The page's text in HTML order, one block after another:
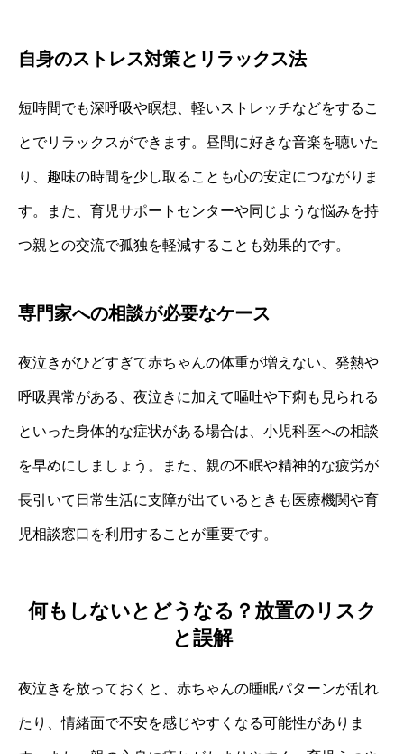
自身のストレス対策とリラックス法
短時間でも深呼吸や瞑想、軽いストレッチなどをするこ
とでリラックスができます。昼間に好きな音楽を聴いた
り、趣味の時間を少し取ることも心の安定につながりま
す。また、育児サポートセンターや同じような悩みを持
つ親との交流で孤独を軽減することも効果的です。
専門家への相談が必要なケース
夜泣きがひどすぎて赤ちゃんの体重が増えない、発熱や
呼吸異常がある、夜泣きに加えて嘔吐や下痢も見られる
といった身体的な症状がある場合は、小児科医への相談
を早めにしましょう。また、親の不眠や精神的な疲労が
長引いて日常生活に支障が出ているときも医療機関や育
児相談窓口を利用することが重要です。
何もしないとどうなる？放置のリスク
と誤解
夜泣きを放っておくと、赤ちゃんの睡眠パターンが乱れ
たり、情緒面で不安を感じやすくなる可能性がありま